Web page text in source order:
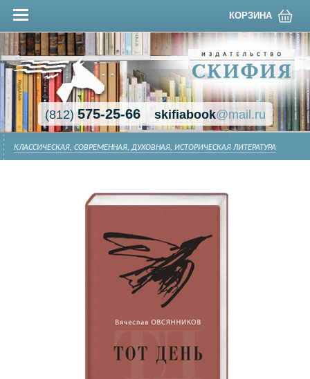
КОРЗИНА
(812)575-25-66 skifiabook@mail.ru
КЛАССИЧЕСКАЯ, СОВРЕМЕННАЯ, ДУХОВНАЯ, ИСТОРИЧЕСКАЯ ЛИТЕРАТУРА